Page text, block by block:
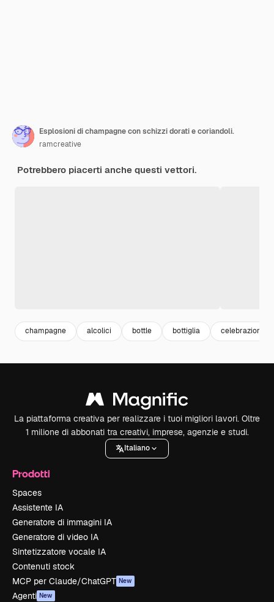
Esplosioni di champagne con schizzi dorati e coriandoli.
ramcreative
Potrebbero piacerti anche questi vettori.
champagne alcolici bottle bottiglia celebrazione
La piattaforma creativa per realizzare i tuoi migliori lavori. Oltre
1 milione di abbonati tra creativi, imprese, agenzie e studi.
Italiano
Prodotti
Spaces
Assistente IA
Generatore di immagini IA
Generatore di video IA
Sintetizzatore vocale IA
Contenuti stock
MCP per Claude/ChatGPT New
Agenti New